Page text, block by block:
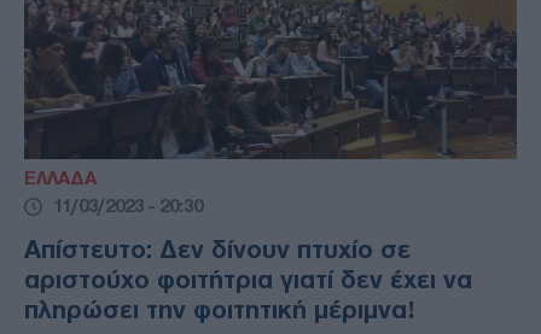
ΕΛΛΑΔΑ
11/03/2023 - 20:30
Απίστευτο: Δεν δίνουν πτυχίο σε
αριστούχο φοιτήτρια γιατί δεν έχει να
πληρώσει την φοιτητική μέριμνα!